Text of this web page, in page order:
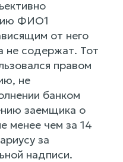
ФИО1
от него
не содержат. Тот
правом
не
банком
заемщика о
менее чем за 14
за
надписи.